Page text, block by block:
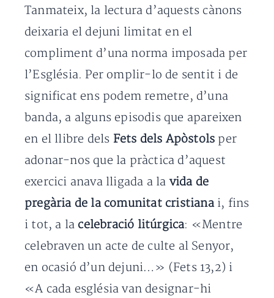
Tanmateix, la lectura d’aquests cànons
deixaria el dejuni limitat en el
compliment d’una norma imposada per
l’Església. Per omplir-lo de sentit i de
significat ens podem remetre, d’una
banda, a alguns episodis que apareixen
en el llibre dels Fets dels Apòstols per
adonar-nos que la pràctica d’aquest
exercici anava lligada a la vida de
pregària de la comunitat cristianai, fins
i tot, a la celebració litúrgica: «Mentre
celebraven un acte de culte al Senyor,
en ocasió d’un dejuni…» (Fets 13,2) i
«A cada església van designar-hi